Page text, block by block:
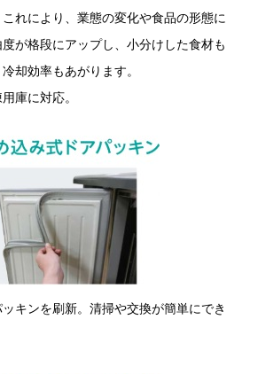
れにより、業態の変化や食品の形態に
が格段にアップし、小分けした食材も
却効率もあがります。
庫に対応。
キンを刷新。清掃や交換が簡単にでき